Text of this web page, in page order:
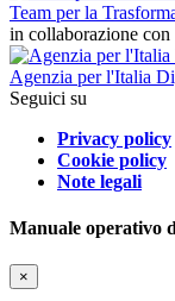
Team per la
in collaborazione con
Agenzia per l'Italia
Seguici su
Privacy policy
Cookie policy
Note legali
Manuale operativo
×